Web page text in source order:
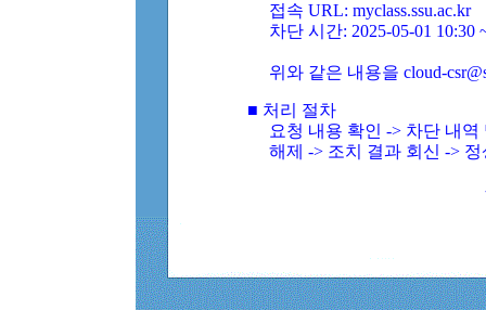
접속 URL: myclass.ssu.ac.kr
차단 시간: 2025-05-01 10:30
위와 같은 내용을 cloud-
■ 처리 절차
요청 내용 확인 -> 차단 내
해제 -> 조치 결과 회신 ->